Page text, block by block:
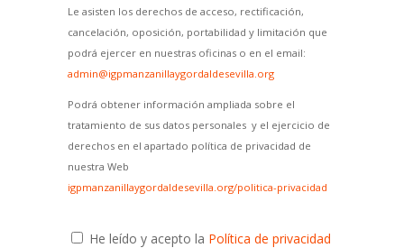
Le asisten los derechos de acceso, rectificación,
cancelación, oposición, portabilidad y limitación que
podrá ejercer en nuestras oficinas o en el email:
admin@igpmanzanillaygordaldesevilla.org
Podrá obtener información ampliada sobre el
tratamiento de sus datos personales y el ejercicio de
derechos en el apartado política de privacidad de
nuestra Web
igpmanzanillaygordaldesevilla.org/politica-privacidad
He leído y acepto la Política de privacidad